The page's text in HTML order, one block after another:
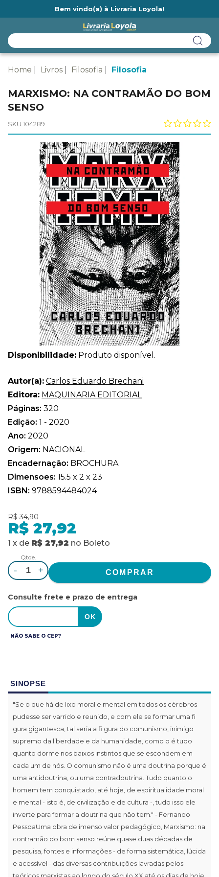
Bem vindo(a) à Livraria Loyola!
Home Livros Filosofia Filosofia
MARXISMO: NA CONTRAMÃO DO BOM
SENSO
SKU 104289
Disponibilidade: Produto disponível.
Autor(a): Carlos Eduardo Brechani
Editora: MAQUINARIA EDITORIAL
Páginas: 320
Edição: 1 - 2020
Ano: 2020
Origem: NACIONAL
Encadernação: BROCHURA
Dimensões: 15.5 x 2 x 23
ISBN: 9788594484024
R$ 34,90
R$ 27,92
1 x de R$ 27,92 no Boleto
Qtde.
- +
Consulte frete e prazo de entrega
NÃO SABE O CEP?
SINOPSE
"Se o que há de lixo moral e mental em todos os cérebros
pudesse ser varrido e reunido, e com ele se formar uma fi
gura gigantesca, tal seria a fi gura do comunismo, inimigo
supremo da liberdade e da humanidade, como o é tudo
quanto dorme nos baixos instintos que se escondem em
cada um de nós. O comunismo não é uma doutrina porque é
uma antidoutrina, ou uma contradoutrina. Tudo quanto o
homem tem conquistado, até hoje, de espiritualidade moral
e mental - isto é, de civilização e de cultura -, tudo isso ele
inverte para formar a doutrina que não tem." - Fernando
PessoaUma obra de imenso valor pedagógico, Marxismo: na
contramão do bom senso reúne quase duas décadas de
pesquisa, fontes e informações - de forma sistemática, lúcida
e acessível - das diversas contribuições lavradas pelos
teóricos marxistas ao longo do século XX até os dias de hoje.